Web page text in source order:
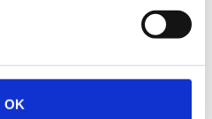
OK
tallet var at tømme byens
og døde dyr. Desuden var
ting, betragtede man ham
blive idømt